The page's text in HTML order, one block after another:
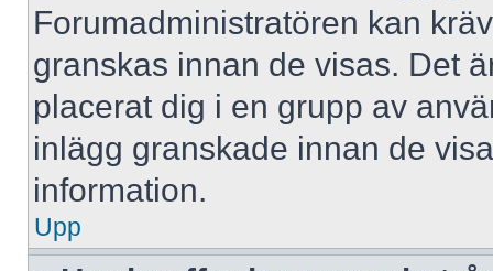
Forumadministratören kan
granskas innan de visas. Det
placerat dig i en grupp av
inlägg granskade innan de
information.
Upp